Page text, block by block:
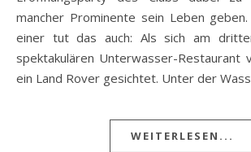
mancher Prominente sein Leben
einer tut das auch: Als sich am
spektakulären Unterwasser-Restaurant
ein Land Rover gesichtet. Unter der
WEITERLESEN...